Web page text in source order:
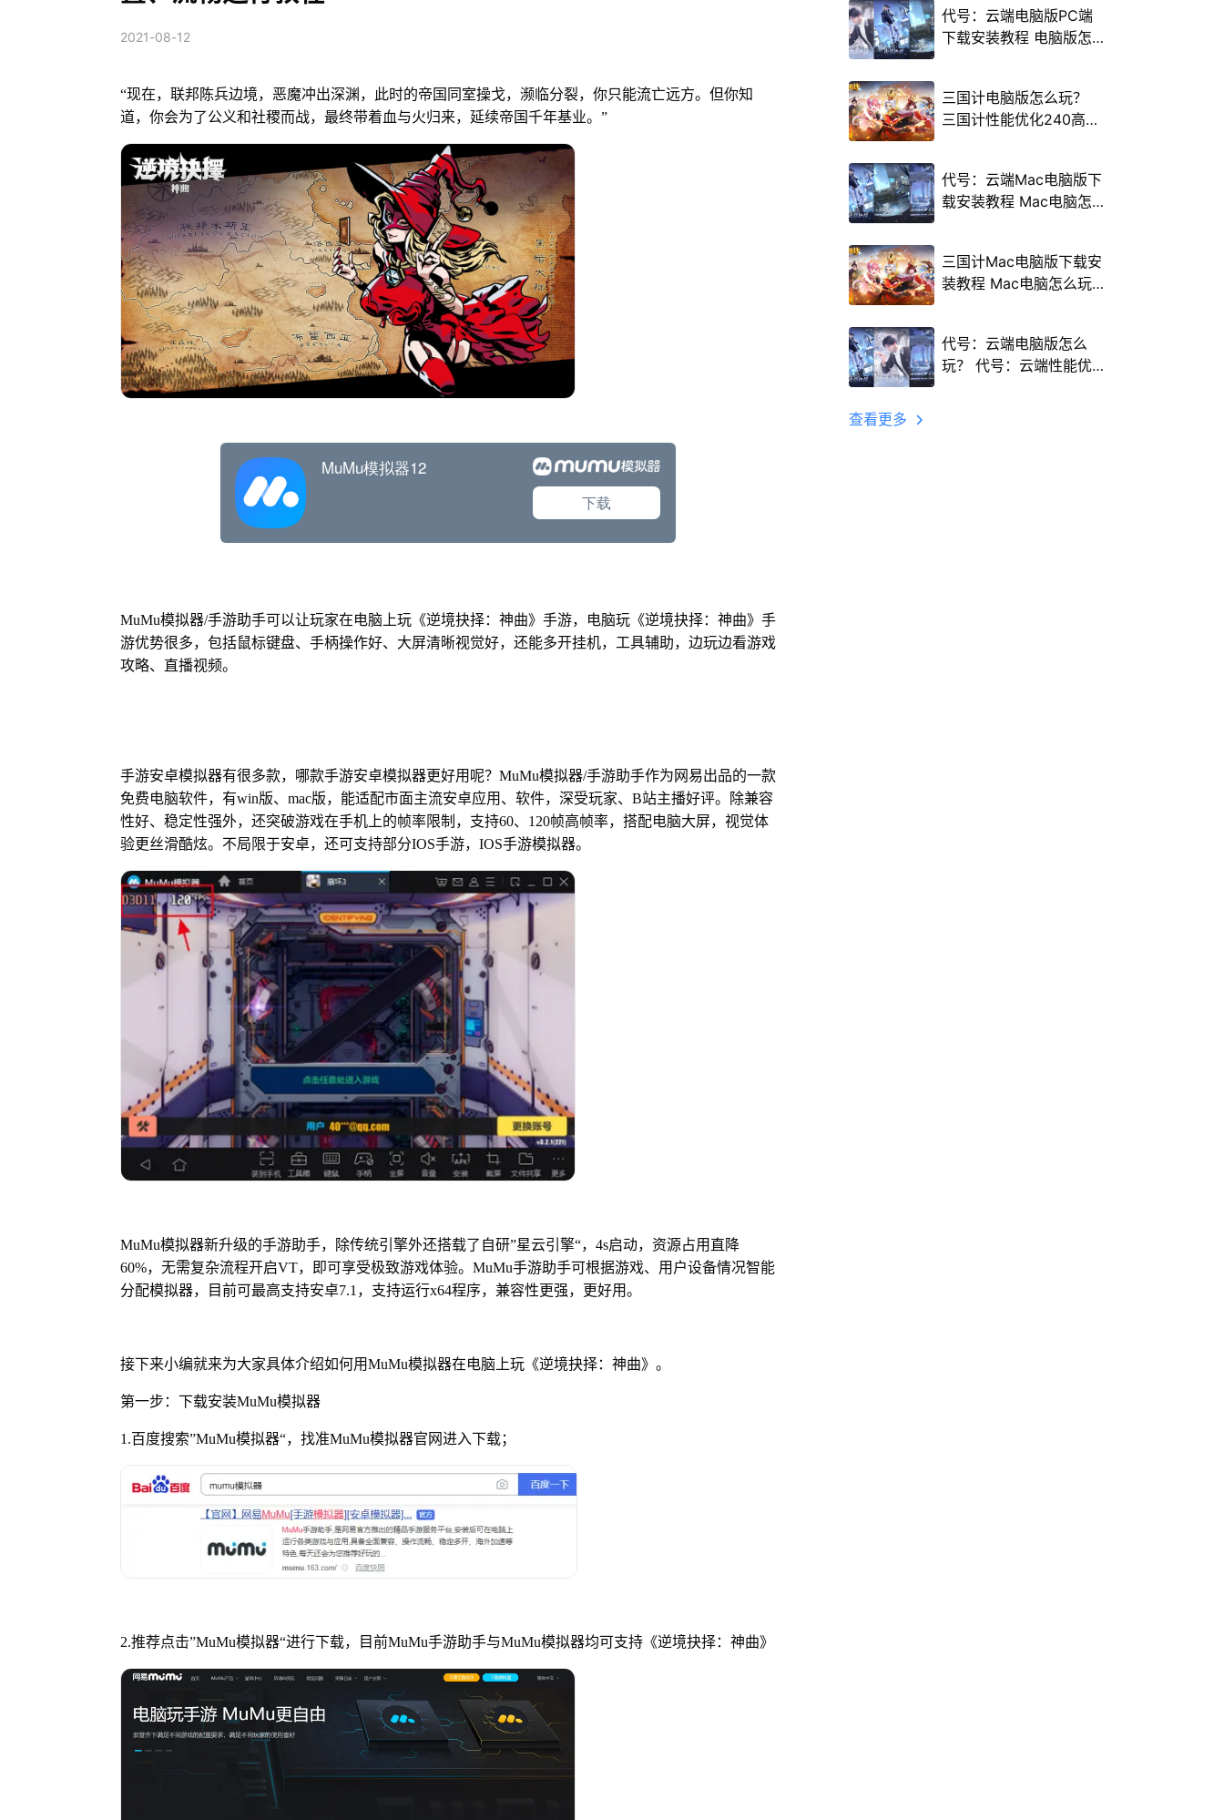
2021-08-12
“现在，联邦陈兵边境，恶魔冲出深渊，此时的帝国同室操戈，濒临分裂，你只能流亡远方。但你知
道，你会为了公义和社稷而战，最终带着血与火归来，延续帝国千年基业。”
MuMu模拟器/手游助手可以让玩家在电脑上玩《逆境抉择：神曲》手游，电脑玩《逆境抉择：神曲》手
游优势很多，包括鼠标键盘、手柄操作好、大屏清晰视觉好，还能多开挂机，工具辅助，边玩边看游戏
攻略、直播视频。
手游安卓模拟器有很多款，哪款手游安卓模拟器更好用呢？MuMu模拟器/手游助手作为网易出品的一款
免费电脑软件，有win版、mac版，能适配市面主流安卓应用、软件，深受玩家、B站主播好评。除兼容
性好、稳定性强外，还突破游戏在手机上的帧率限制，支持60、120帧高帧率，搭配电脑大屏，视觉体
验更丝滑酷炫。不局限于安卓，还可支持部分IOS手游，IOS手游模拟器。
MuMu模拟器新升级的手游助手，除传统引擎外还搭载了自研”星云引擎“，4s启动，资源占用直降
60%，无需复杂流程开启VT，即可享受极致游戏体验。MuMu手游助手可根据游戏、用户设备情况智能
分配模拟器，目前可最高支持安卓7.1，支持运行x64程序，兼容性更强，更好用。
接下来小编就来为大家具体介绍如何用MuMu模拟器在电脑上玩《逆境抉择：神曲》。
第一步：下载安装MuMu模拟器
1.百度搜索”MuMu模拟器“，找准MuMu模拟器官网进入下载；
2.推荐点击”MuMu模拟器“进行下载，目前MuMu手游助手与MuMu模拟器均可支持《逆境抉择：神曲》
代号：云端电脑版PC端
下载安装教程 电脑版怎
三国计电脑版怎么玩？
三国计性能优化240高帧
代号：云端Mac电脑版下
载安装教程 Mac电脑怎
三国计Mac电脑版下载安
装教程 Mac电脑怎么玩
代号：云端电脑版怎么
玩？ 代号：云端性能优
查看更多